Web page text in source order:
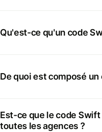
Qu'est-ce qu'un code
De quoi est composé un
Est-ce que le code
toutes les agences ?